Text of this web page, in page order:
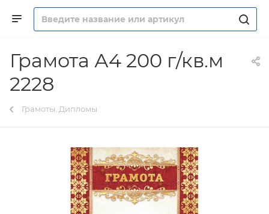
Грамота А4 200 г/кв.м
2228
Грамоты. Дипломы